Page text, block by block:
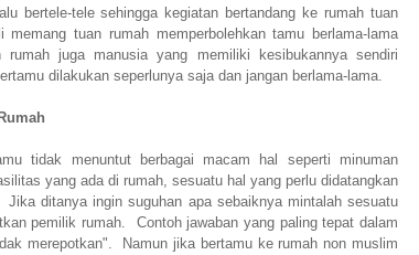
bertele-tele sehingga kegiatan bertandang ke rumah tuan
tuan rumah memperbolehkan tamu berlama-lama
juga manusia yang memiliki kesibukannya sendiri
dilakukan seperlunya saja dan jangan berlama-lama.
tidak menuntut berbagai macam hal seperti minuman
yang ada di rumah, sesuatu hal yang perlu didatangkan
ditanya ingin suguhan apa sebaiknya mintalah sesuatu
pemilik rumah. Contoh jawaban yang paling tepat dalam
merepotkan". Namun jika bertamu ke rumah non muslim